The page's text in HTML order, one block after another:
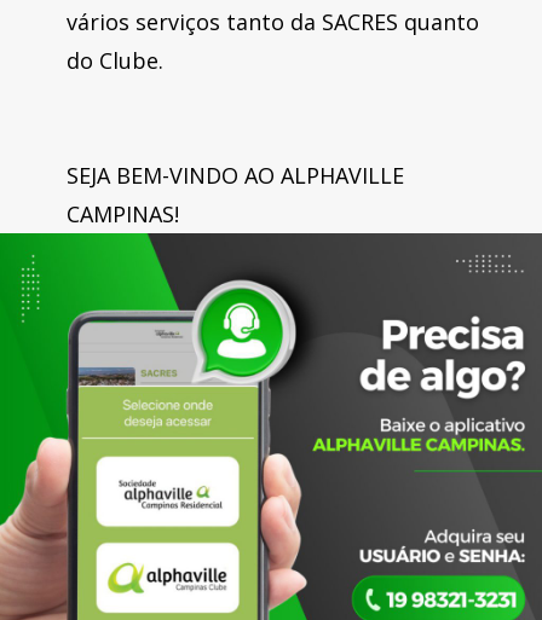
vários serviços tanto da SACRES quanto
do Clube.
SEJA BEM-VINDO AO ALPHAVILLE
CAMPINAS!